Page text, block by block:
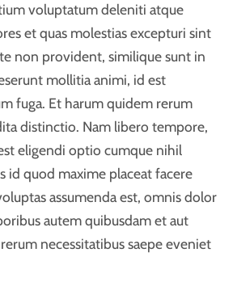
voluptatum deleniti atque
et quas molestias excepturi sint
non provident, similique sunt in
mollitia animi, id est
fuga. Et harum quidem rerum
distinctio. Nam libero tempore,
eligendi optio cumque nihil
id quod maxime placeat facere
assumenda est, omnis dolor
autem quibusdam et aut
necessitatibus saepe eveniet